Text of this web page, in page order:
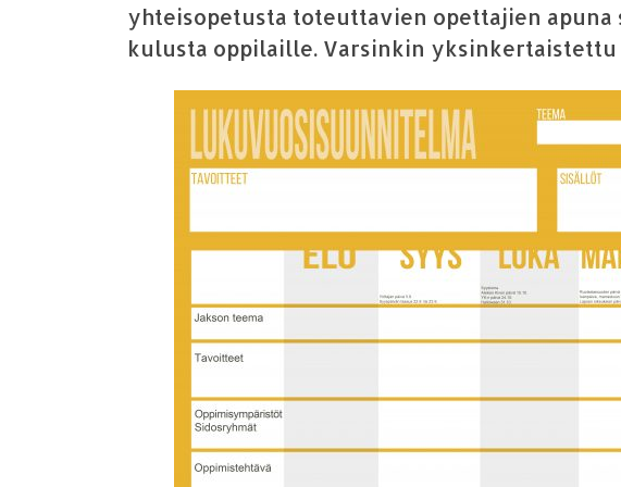
yhteisopetusta toteuttavien opettajien
kulusta oppilaille. Varsinkin